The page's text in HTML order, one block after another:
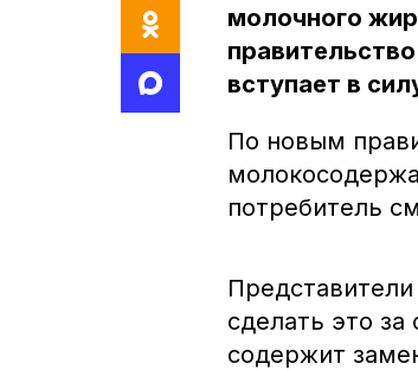
молочного
вступает в
По новым
потребитель
сделать это
содержит